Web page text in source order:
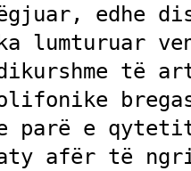
edhe
lumturuar
të
parë e
afër të